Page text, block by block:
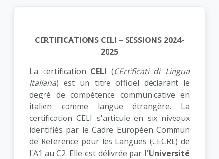
CERTIFICATIONS CELI – SESSIONS 2024-
2025
La certification CELI (CErtificati di Lingua
Italiana) est un titre officiel déclarant le
degré de compétence communicative en
italien comme langue étrangère. La
certification CELI s'articule en six niveaux
identifiés par le Cadre Européen Commun
de Référence pour les Langues (CECRL) de
l'A1 au C2. Elle est délivrée par l'Université